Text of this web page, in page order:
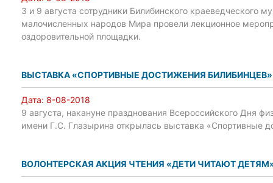
3 и 9 августа сотрудники Билибинского краеведческого
малочисленных народов Мира провели лекционное
оздоровительной площадки.
ВЫСТАВКА «СПОРТИВНЫЕ ДОСТИЖЕНИЯ БИЛИБИНЦЕВ»
Дата: 8-08-2018
9 августа, накануне празднования Всероссийского Дня
имени Г.С. Глазырина открылась выставка «Спортивные
ВОЛОНТЕРСКАЯ АКЦИЯ ЧТЕНИЯ «ДЕТИ ЧИТАЮТ